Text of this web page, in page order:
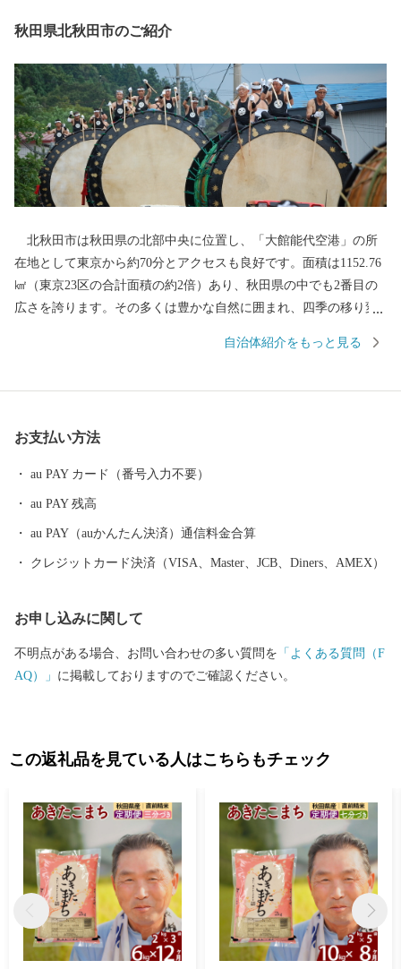
秋田県北秋田市のご紹介
北秋田市は秋田県の北部中央に位置し、「大館能代空港」の所
在地として東京から約70分とアクセスも良好です。面積は1152.76
㎢（東京23区の合計面積の約2倍）あり、秋田県の中でも2番目の
広さを誇ります。その多くは豊かな自然に囲まれ、四季の移り変
数えられる『森吉山』では、多種多様な高山植物はもちろん、冬
ギ発祥の地として、その文化を色濃く伝えています。 北秋田市
内を走る「秋田内陸縦貫鉄道」は、鷹巣～角館と、秋田県内陸部
雄大な山々が広がり、日本の原風景を感じることができます。沿
線にある前田南駅は、大ヒットアニメ映画の劇中に登場した駅の
モデルということで話題にもなりました。 その他、世界一の綴
楽しみ方ができるまちです。
自治体紹介をもっと見る
お支払い方法
au PAY カード（番号入力不要）
au PAY 残高
au PAY（auかんたん決済）通信料金合算
クレジットカード決済（VISA、Master、JCB、Diners、AMEX）
お申し込みに関して
不明点がある場合、お問い合わせの多い質問を 「よくある質問（F
AQ）」 に掲載しておりますのでご確認ください。
この返礼品を見ている人はこちらもチェック